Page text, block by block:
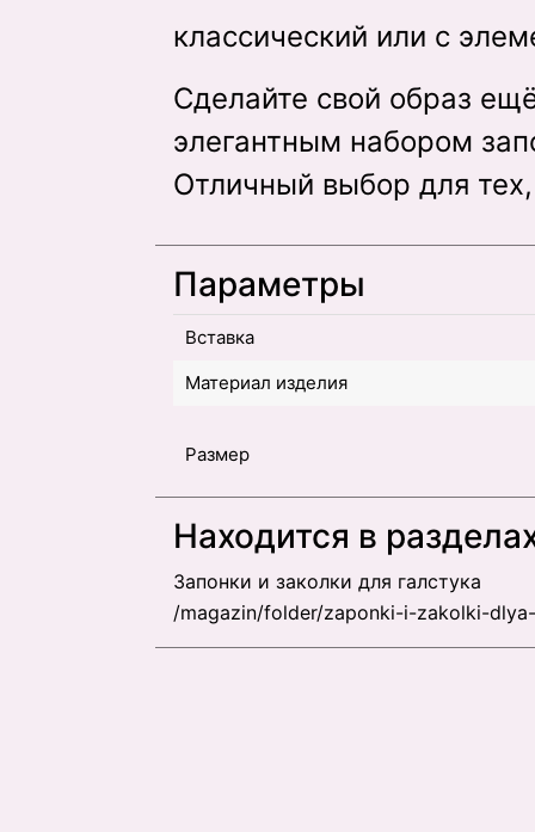
классический или с
Сделайте свой образ
элегантным набором
Отличный выбор для
Параметры
Вставка
Материал изделия
Размер
Находится в
Запонки и заколки для галстука